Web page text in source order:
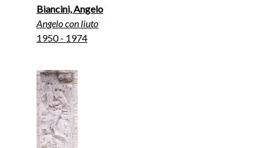
Biancini, Angelo
Angelo con liuto
1950 - 1974